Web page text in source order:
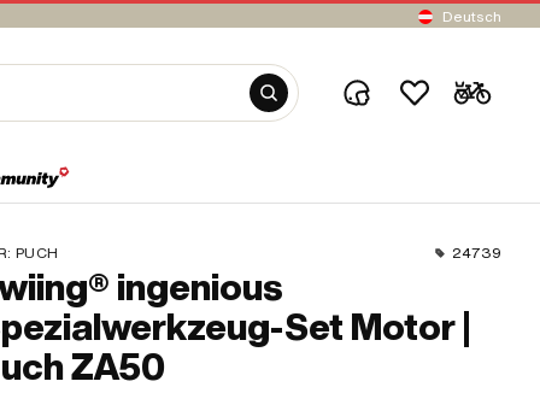
Deutsch
PUCH 24739
ingenious
Set Motor |
ZA50